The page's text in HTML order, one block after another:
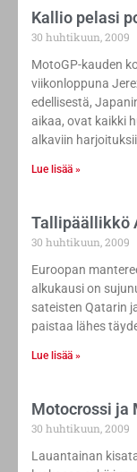
Kallio pelasi
30 huhtikuun, 2009
MotoGP-kauden
viikonloppuna
edellisestä,
aikaa, ovat kaikki
alkaviin
Lue lisää »
Tallipäällikkö
30 huhtikuun, 2009
Euroopan
alkukausi on
sateisten Qatarin
paistaa lähes
Lue lisää »
Motocrossi ja
30 huhtikuun, 2009
Lauantainan